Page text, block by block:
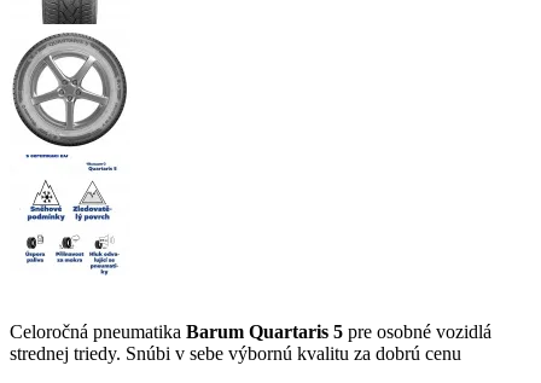
Celoročná pneumatika Barum Quartaris 5 pre osobné vozidlá
strednej triedy. Snúbi v sebe výbornú kvalitu za dobrú cenu